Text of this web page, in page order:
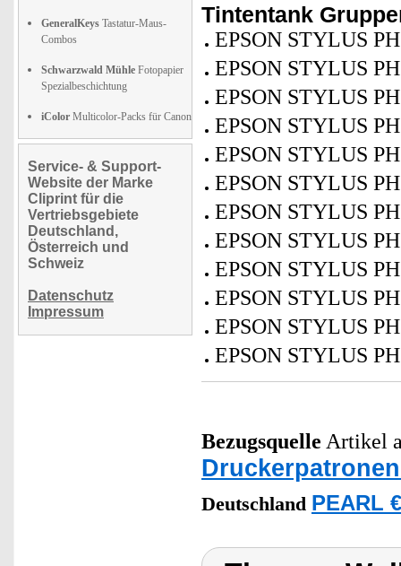
GeneralKeys Tastatur-Maus-
Combos
Schwarzwald Mühle Fotopapier
Spezialbeschichtung
iColor Multicolor-Packs für Canon
Service- & Support-
Website der Marke
Cliprint für die
Vertriebsgebiete
Deutschland,
Österreich und
Schweiz
Datenschutz
Impressum
Tintentank
EPSON STYLUS
EPSON STYLUS
EPSON STYLUS
EPSON STYLUS
EPSON STYLUS
EPSON STYLUS
EPSON STYLUS
EPSON STYLUS
EPSON STYLUS
EPSON STYLUS
EPSON STYLUS
EPSON STYLUS
Bezugsquelle Artikel
Deutschland PEARL